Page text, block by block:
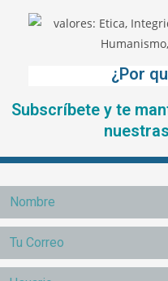
¿Por
Subscríbete y te